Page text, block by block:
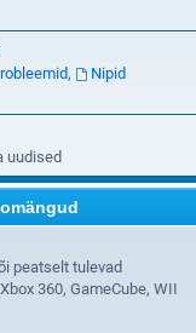
,
Nipid
uudised
peatselt tulevad
360, GameCube, WII